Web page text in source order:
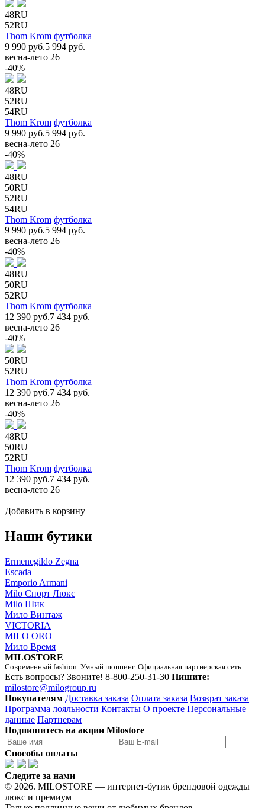
48RU
52RU
Thom Krom футболка
9 990 руб.5 994 руб.
весна-лето 26
-40%
48RU
52RU
54RU
Thom Krom футболка
9 990 руб.5 994 руб.
весна-лето 26
-40%
48RU
50RU
52RU
54RU
Thom Krom футболка
9 990 руб.5 994 руб.
весна-лето 26
-40%
48RU
50RU
52RU
Thom Krom футболка
12 390 руб.7 434 руб.
весна-лето 26
-40%
50RU
52RU
Thom Krom футболка
12 390 руб.7 434 руб.
весна-лето 26
-40%
48RU
50RU
52RU
Thom Krom футболка
12 390 руб.7 434 руб.
весна-лето 26
Добавить в корзину
Наши бутики
Ermenegildo Zegna
Escada
Emporio Armani
Milo Спорт Люкс
Milo Шик
Мило Винтаж
VICTORIA
MILO ORO
Мило Время
MILOSTORE
Современный fashion. Умный шоппинг. Официальная партнерская сеть.
Есть вопросы? Звоните! 8-800-250-31-30 Пишите:
milostore@milogroup.ru
Покупателям Доставка заказа Оплата заказа Возврат заказа
Программа лояльности Контакты О проекте Персональные
данные Партнерам
Подпишитесь на акции Milostore
Способы оплаты
Следите за нами
© 2026. MILOSTORE — интернет-бутик брендовой одежды
люкс и премиум